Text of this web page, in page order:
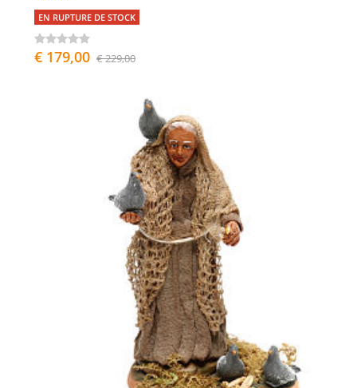
EN RUPTURE DE STOCK
€ 179,00 € 229,00